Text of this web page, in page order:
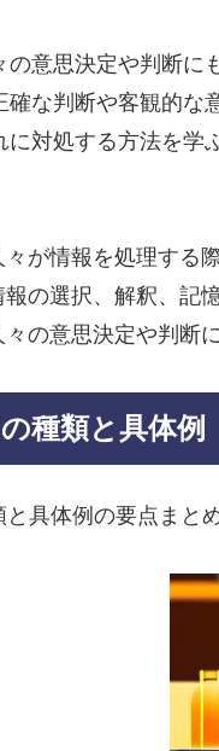
の意思決定や判断に
な判断や客観的な
対処する方法を学
が情報を処理する
の選択、解釈、記
の意思決定や判断
種類と具体例